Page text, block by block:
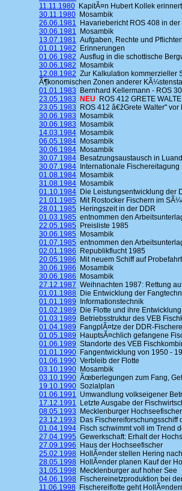
11.11.1980 KapitÃ¤n Hubert Kollek
30.11.1980 Mosambik
26.06.1981 Havariebericht ROS 408 in
30.06.1981 Mosambik
13.07.1981 Aufgaben, Rechte und
01.01.1982 Erinnerungen
01.06.1982 Ausflug in die schottische
30.06.1982 Mosambik
12.08.1982 Zur Kalkulation kommerzieller
Ã¶konomischen Zonen anderer
01.01.1983 Bernhard Kellermann - ROS
23.05.1983
NEU ROS 412 GRETE
23.05.1983 ROS 412 â€žGrete Walter"
30.06.1983 Mosambik
30.06.1983 Mosambik
14.03.1984 Mosambik
06.05.1984 Mosambik
30.06.1984 Mosambik
30.07.1984 Besatzungsaustausch in
30.07.1984 Internationale
01.08.1984 Mosambik
31.08.1984 Mosambik
01.10.1984 Die Leistungsentwicklung der
21.01.1985 Mit Rostocker Fischern im
28.01.1985 Heringszeit in der DDR
01.03.1985 entnommen den
22.05.1985 Preisliste 1985
30.06.1985 Mosambik
01.07.1985 entnommen den
02.01.1986 Republikflucht 1985
20.05.1986 Mit neuem Schiff auf Probefahrt
30.06.1986 Mosambik
30.06.1986 Mosambik
27.12.1987 Weihnachten 1987: Rettung
01.01.1988 Die Entwicklung der
01.01.1989 Informationstechnik
01.02.1989 Die Flotte und ihre Entwicklung
01.03.1989 Betriebsstruktur des VEB
01.04.1989 FangplÃ¤tze der DDR-
01.05.1989 HauptsÃ¤chlich gefangene
01.06.1989 Standorte des VEB
01.01.1990 Fangentwicklung von 1950 -
01.06.1990 Verbleib der Flotte
03.10.1990 Mosambik
03.10.1990 Ãœberlegungen zum Fang,
19.10.1990 Sozialplan
01.06.1991 Umwandlung volkseigener
17.12.1991 Letzte Ausgabe der
08.05.1993 Mecklenburger
23.12.1993 Das Fischereiforschungsschiff
01.04.1994 Fisch schwimmt voll im Trend
27.04.1995 Gewerkschaft: Erhalt der
27.09.1996 Haus der Hochseefischer
25.02.1998 HollÃ¤nder stellen Hering nach
28.05.1998 HollÃ¤nder planen Kauf der
31.05.1998 Mecklenburger auf hoher See
04.06.1998 Fischereinetzproduktion bei
11.06.1998 Fischereiflotte geht